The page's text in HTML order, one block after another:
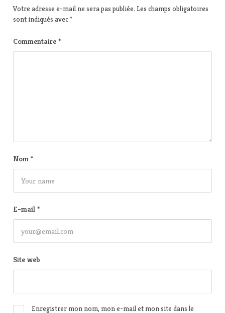
Votre adresse e-mail ne sera pas publiée. Les champs obligatoires
sont indiqués avec*
Commentaire *
Nom *
E-mail *
Site web
Enregistrer mon nom, mon e-mail et mon site dans le